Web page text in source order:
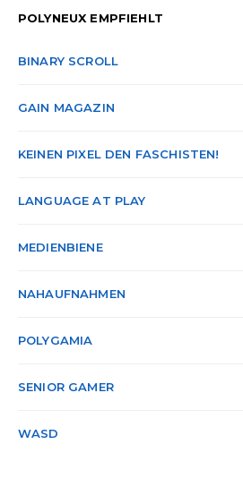
POLYNEUX EMPFIEHLT
BINARY SCROLL
GAIN MAGAZIN
KEINEN PIXEL DEN FASCHISTEN!
LANGUAGE AT PLAY
MEDIENBIENE
NAHAUFNAHMEN
POLYGAMIA
SENIOR GAMER
WASD